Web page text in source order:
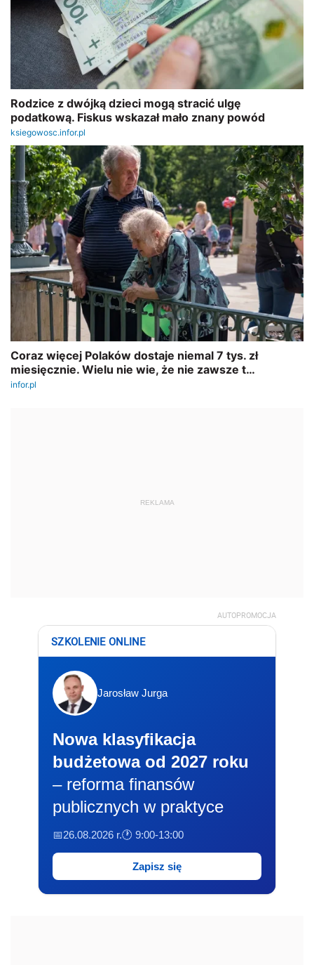
REKLAMA
AUTOPROMOCJA
SZKOLENIE ONLINE
Jarosław Jurga
Nowa klasyfikacja
budżetowa od 2027 roku
– reforma finansów
publicznych w praktyce
📅26.08.2026 r.🕐 9:00-13:00
Zapisz się